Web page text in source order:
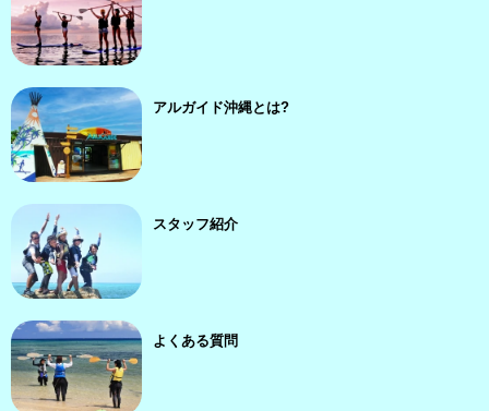
アルガイド沖縄とは?
スタッフ紹介
よくある質問